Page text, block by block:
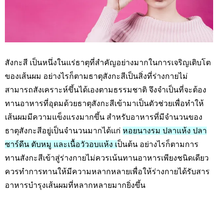
สังกะสี เป็นหนึ่งในแร่ธาตุที่สำคัญอย่างมากในการเจริญเติบโต
ของเส้นผม อย่างไรก็ตามธาตุสังกะสีเป็นสิ่งที่ร่างกายไม่
สามารถสังเคราะห์ขึ้นได้เองตามธรรมชาติ จึงจำเป็นที่จะต้อง
ทานอาหารที่อุดมด้วยธาตุสังกะสีเข้ามาเป็นตัวช่วยเพื่อทำให้
เส้นผมมีความแข็งแรงมากขึ้น สำหรับอาหารที่มีจำนวนของ
ธาตุสังกะสีอยู่เป็นจำนวนมากได้แก่ หอยนางรม ปลาแห้ง ปลา
ซาร์ดีน ตับหมู และเนื้อวัวอบแห้ง เป็นต้น อย่างไรก็ตามการ
ทานสังกะสีเข้าสู่ร่างกายไม่ควรเน้นทานอาหารเพียงชนิดเดียว
ควรทำการทานให้มีความหลากหลายเพื่อให้ร่างกายได้รับสาร
อาหารบำรุงเส้นผมที่หลากหลายมากยิ่งขึ้น